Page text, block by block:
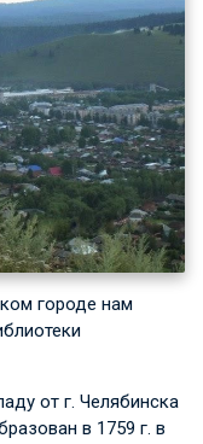
городе нам
от г. Челябинска
в 1759 г. в